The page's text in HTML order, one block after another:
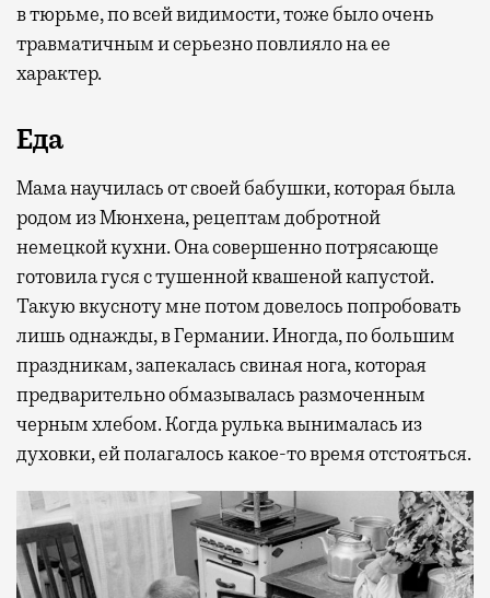
в тюрьме, по всей видимости, тоже было очень
травматичным и серьезно повлияло на ее
характер.
Еда
Мама научилась от своей бабушки, которая была
родом из Мюнхена, рецептам добротной
немецкой кухни. Она совершенно потрясающе
готовила гуся с тушенной квашеной капустой.
Такую вкусноту мне потом довелось попробовать
лишь однажды, в Германии. Иногда, по большим
праздникам, запекалась свиная нога, которая
предварительно обмазывалась размоченным
черным хлебом. Когда рулька вынималась из
духовки, ей полагалось какое-то время отстояться.